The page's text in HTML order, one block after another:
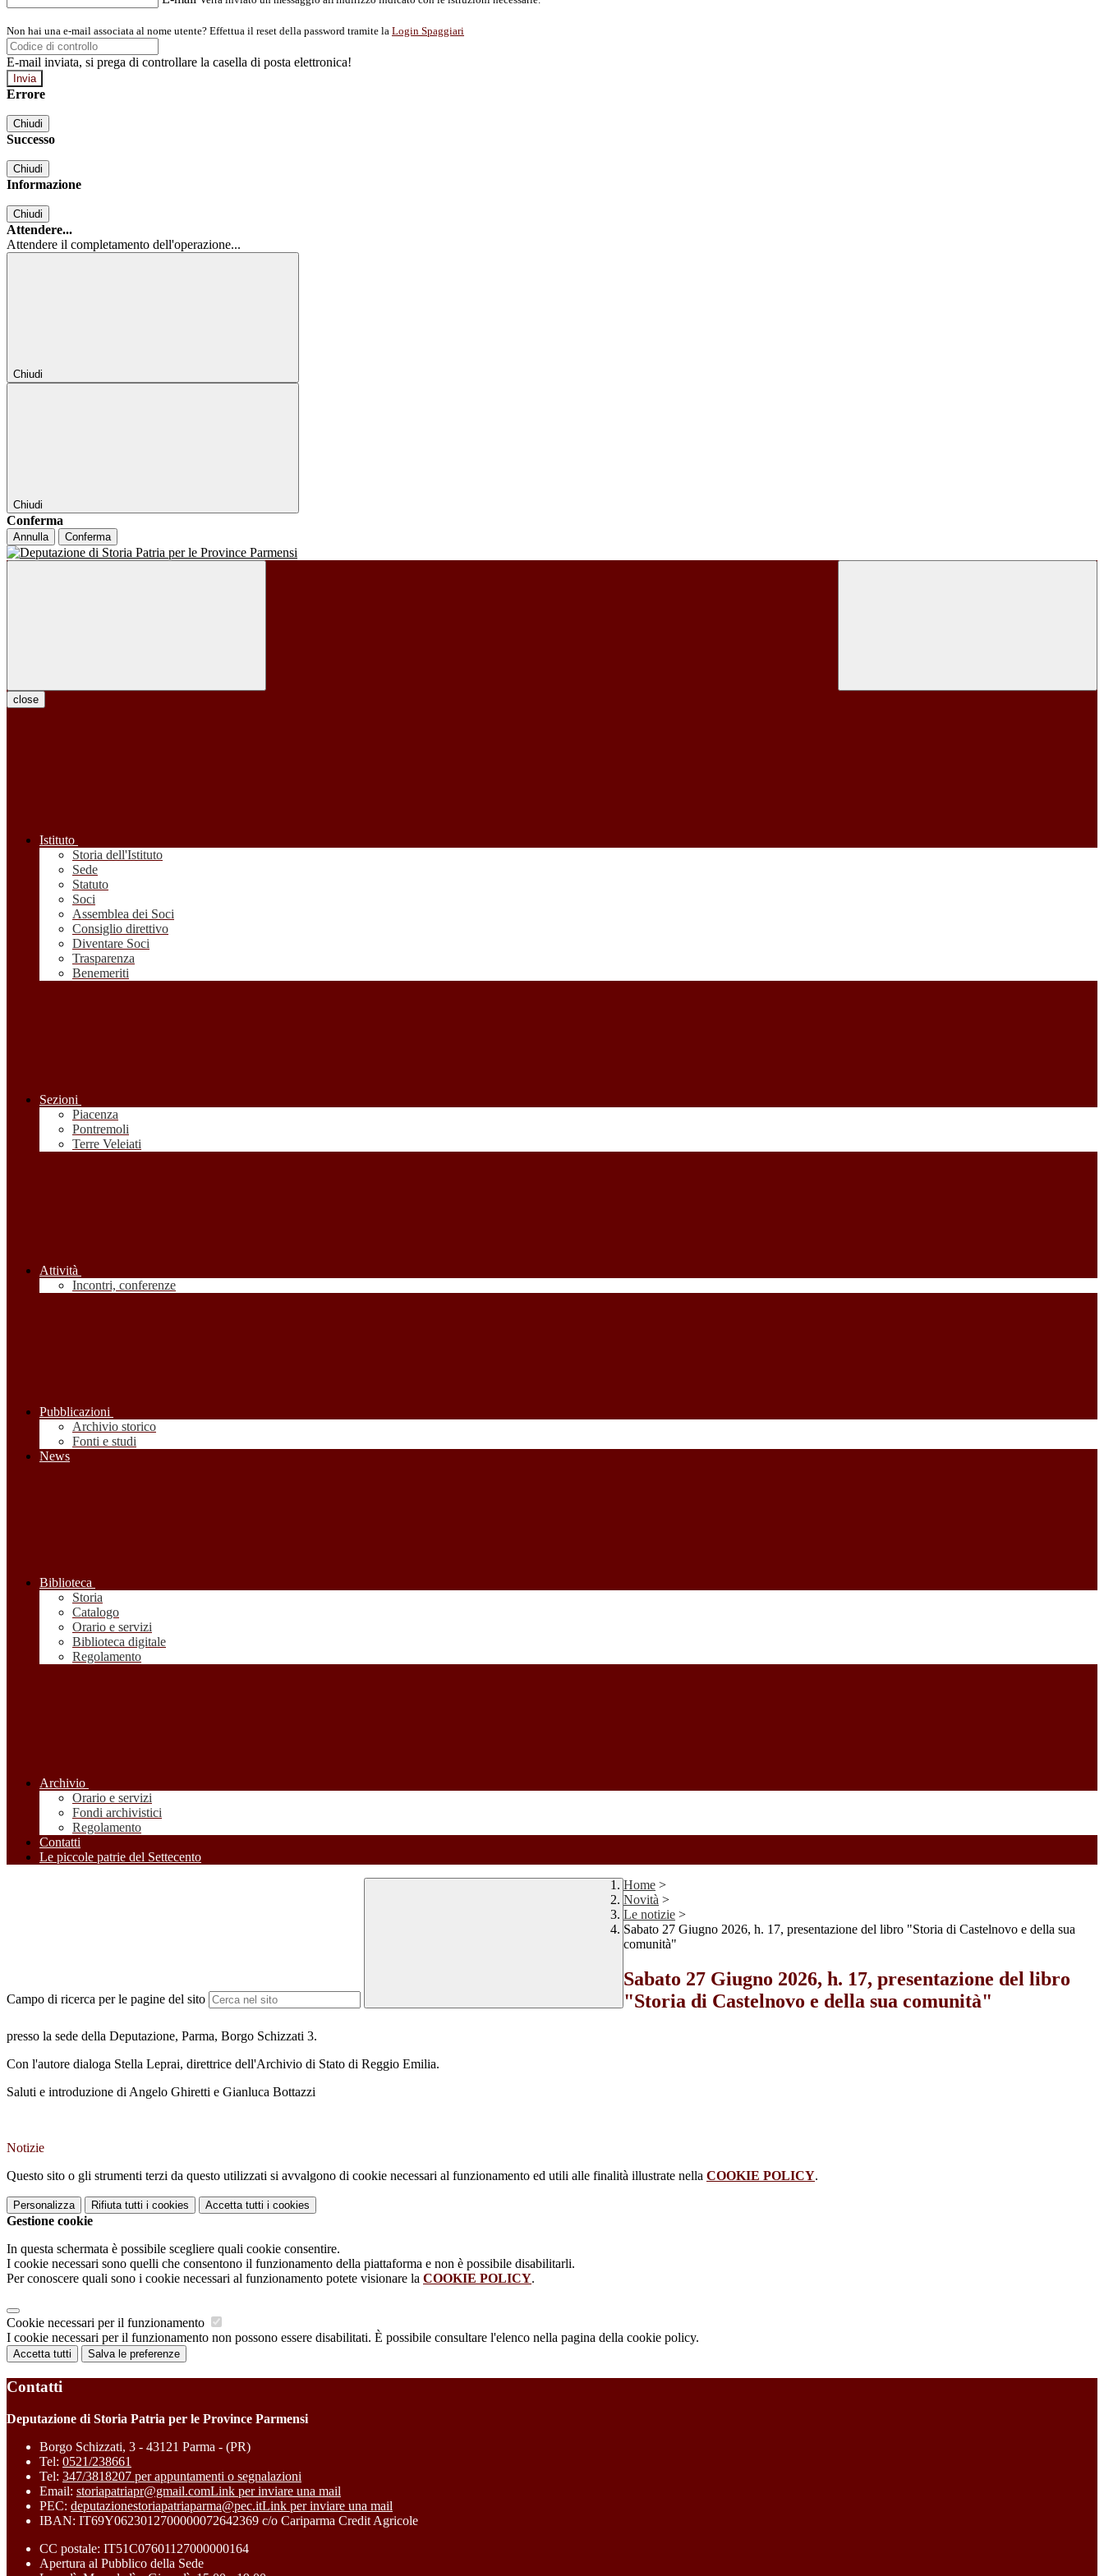
Non hai una e-mail associata al nome utente? Effettua il reset della password tramite la Login Spaggiari
E-mail inviata, si prega di controllare la casella di posta elettronica!
Errore
Chiudi
Successo
Chiudi
Informazione
Chiudi
Attendere...
Attendere il completamento dell'operazione...
Chiudi
Chiudi
Conferma
Annulla Conferma
close
Istituto
Storia dell'Istituto
Sede
Statuto
Soci
Assemblea dei Soci
Consiglio direttivo
Diventare Soci
Trasparenza
Benemeriti
Sezioni
Piacenza
Pontremoli
Terre Veleiati
Attività
Incontri, conferenze
Pubblicazioni
Archivio storico
Fonti e studi
News
Biblioteca
Storia
Catalogo
Orario e servizi
Biblioteca digitale
Regolamento
Archivio
Orario e servizi
Fondi archivistici
Regolamento
Contatti
Le piccole patrie del Settecento
Campo di ricerca per le pagine del sito
Home >
Novità >
Le notizie >
Sabato 27 Giugno 2026, h. 17, presentazione del libro "Storia di Castelnovo e della sua
comunità"
Sabato 27 Giugno 2026, h. 17, presentazione del libro
"Storia di Castelnovo e della sua comunità"
presso la sede della Deputazione, Parma, Borgo Schizzati 3.
Con l'autore dialoga Stella Leprai, direttrice dell'Archivio di Stato di Reggio Emilia.
Saluti e introduzione di Angelo Ghiretti e Gianluca Bottazzi
Notizie
Questo sito o gli strumenti terzi da questo utilizzati si avvalgono di cookie necessari al funzionamento ed utili alle finalità illustrate nella COOKIE POLICY.
Personalizza Rifiuta tutti i cookies Accetta tutti i cookies
Gestione cookie
In questa schermata è possibile scegliere quali cookie consentire.
I cookie necessari sono quelli che consentono il funzionamento della piattaforma e non è possibile disabilitarli.
Per conoscere quali sono i cookie necessari al funzionamento potete visionare la COOKIE POLICY.
Cookie necessari per il funzionamento
I cookie necessari per il funzionamento non possono essere disabilitati. È possibile consultare l'elenco nella pagina della cookie policy.
Accetta tutti Salva le preferenze
Contatti
Deputazione di Storia Patria per le Province Parmensi
Borgo Schizzati, 3 - 43121 Parma - (PR)
Tel: 0521/238661
Tel: 347/3818207 per appuntamenti o segnalazioni
Email: storiapatriapr@gmail.comLink per inviare una mail
PEC: deputazionestoriapatriaparma@pec.itLink per inviare una mail
IBAN: IT69Y0623012700000072642369 c/o Cariparma Credit Agricole
CC postale: IT51C07601127000000164
Apertura al Pubblico della Sede